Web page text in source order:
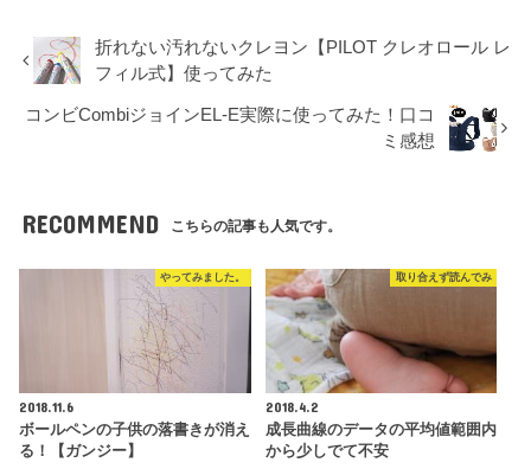
折れない汚れないクレヨン【PILOT クレオロール レ
フィル式】使ってみた
コンビCombiジョインEL-E実際に使ってみた！口コ
ミ感想
RECOMMEND こちらの記事も人気です。
やってみました。
2018.11.6
ボールペンの子供の落書きが消え
る！【ガンジー】
取り合えず読んでみ
2018.4.2
成長曲線のデータの平均値範囲内
から少しでて不安